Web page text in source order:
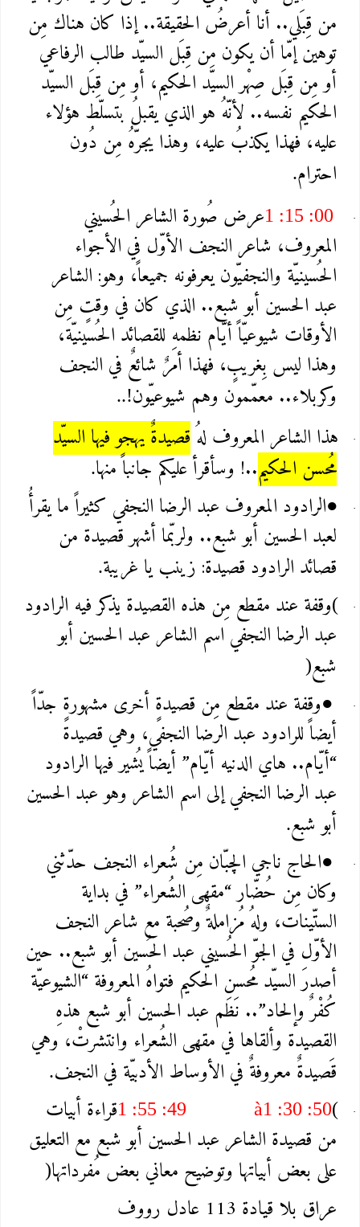
من قِبَلي.. أنا أعرضُ الحقيقة.. إذا كان هناك مِن
توهين إمّا أن يكون مِن قِبَل السيّد طالب الرفاعي
أو مِن قِبَل صِهْر السيّد الحكيم، أو مِن قِبَل السيّد
الحكيم نفسه.. لأنّهُ هو الذي يقبلُ بتسلّط هؤلاء
عليه، فهذا يكذبُ عليه، وهذا يجرّهُ مِن دُون
احترام.
1 :15 :00عرض صُورة الشاعر الحُسيني
المعروف، شاعر النجف الأوّل في الأجواء
الحُسينيّة والنجفيّون يعرفونه جميعاً، وهو: الشاعر
عبد الحسين أبو شبع.. الذي كان في وقتٍ مِن
الأوقات شيوعيّاً أيّام نظمهِ للقصائد الحُسينيّة،
وهذا ليس بِغريبٍ، فهذا أمرٌ شائعٌ في النجف
وكربلاء.. معمّمون وهم شيوعيّون..!
هذا الشاعر المعروف لهُقصيدةٌ يهجو فيها السيّد
مُحسن الحكيم..! وسأقرأ عليكم جانباً منها.
●الرادود المعروف عبد الرضا النجفي كثيراً ما يقرأُ
لعبد الحسين أبو شبع.. ولربّما أشهر قصيدة من
قصائد الرادود قصيدة: زينب يا غريبة.
(وقفة عند مقطع مِن هذه القصيدة يذكر فيه الرادود
عبد الرضا النجفي اسم الشاعر عبد الحسين أبو
شبع)
●وقفة عند مقطع مِن قصيدةٍ أخرى مشهورةٍ جدّاً
أيضاً للرادود عبد الرضا النجفي، وهي قصيدة
“أيّام.. هاي الدنيه أيّام” أيضاً يُشير فيها الرادود
عبد الرضا النجفي إلى اسم الشاعر وهو عبد الحسين
أبو شبع.
●الحاج ناجي الچبّان مِن شُعراء النجف حدّثني
وكان مِن حُضّار “مقهى الشُعراء” في بداية
الستّينات، ولهُ مُزاملةٌ وصُحبة مع شاعر النجف
الأوّل في الجوّ الحُسيني عبد الحُسين أبو شبع.. حين
أصدرَ السيّد مُحسن الحكيم فتواهُ المعروفة “الشيوعيّة
كُفْرٌ وإلحاد”.. نَظَم عبد الحسين أبو شبع هذهِ
القصيدة وألقاها في مقهى الشُعراء وانتشرتْ، وهي
قَصيدةٌ معروفةٌ في الأوساط الأدبيّة في النجف.
(
1 :30 :50
à
1 :55 :49قراءة أبيات
من قصيدة الشاعر عبد الحسين أبو شبع مع التعليق
على بعض أبياتها وتوضيح معاني بعض مُفرداتها)
عراق بلا قيادة 113 عادل رووف